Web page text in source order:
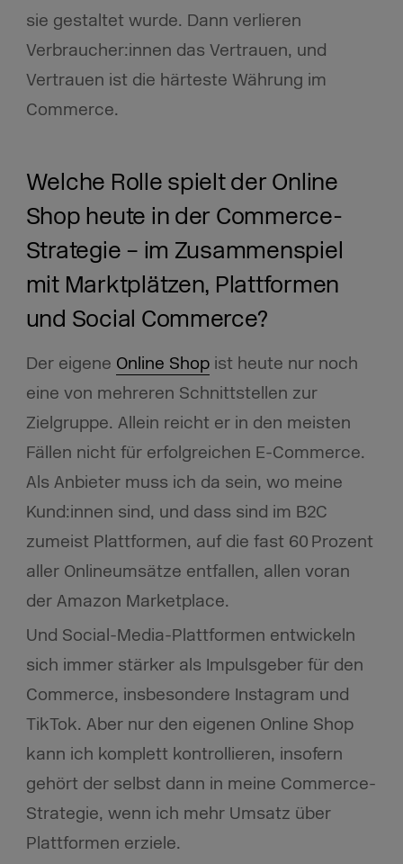
sie gestaltet wurde. Dann verlieren
Verbraucher:innen das Vertrauen, und
Vertrauen ist die härteste Währung im
Commerce.
Welche Rolle spielt der Online
Shop heute in der Commerce-
Strategie – im Zusammenspiel
mit Marktplätzen, Plattformen
und Social Commerce?
Der eigene Online Shop ist heute nur noch
eine von mehreren Schnittstellen zur
Zielgruppe. Allein reicht er in den meisten
Fällen nicht für erfolgreichen E-Commerce.
Als Anbieter muss ich da sein, wo meine
Kund:innen sind, und dass sind im B2C
zumeist Plattformen, auf die fast 60 Prozent
aller Onlineumsätze entfallen, allen voran
der Amazon Marketplace.
Und Social-Media-Plattformen entwickeln
sich immer stärker als Impulsgeber für den
Commerce, insbesondere Instagram und
TikTok. Aber nur den eigenen Online Shop
kann ich komplett kontrollieren, insofern
gehört der selbst dann in meine Commerce-
Strategie, wenn ich mehr Umsatz über
Plattformen erziele.